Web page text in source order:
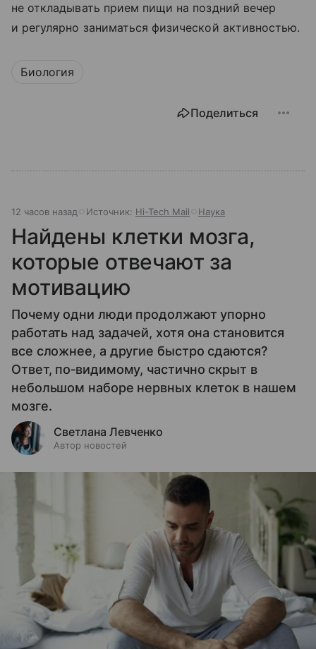
не откладывать прием пищи на поздний вечер
и регулярно заниматься физической активностью.
Биология
Поделиться
12 часов назад Источник: Hi-Tech Mail Наука
Найдены клетки мозга,
которые отвечают за
мотивацию
Почему одни люди продолжают упорно
работать над задачей, хотя она становится
все сложнее, а другие быстро сдаются?
Ответ, по‑видимому, частично скрыт в
небольшом наборе нервных клеток в нашем
мозге.
Светлана Левченко
Автор новостей